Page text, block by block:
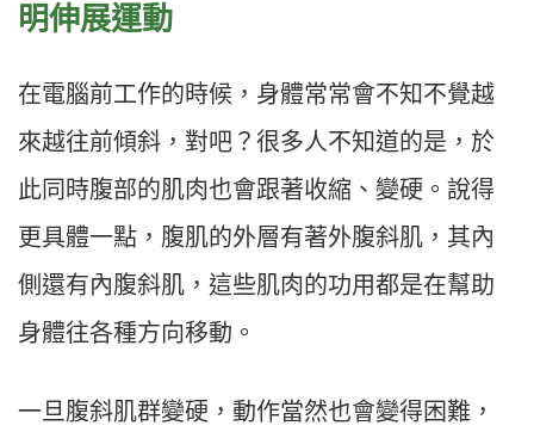
明伸展運動
在電腦前工作的時候，身體常常會不知不覺越
來越往前傾斜，對吧？很多人不知道的是，於
此同時腹部的肌肉也會跟著收縮、變硬。說得
更具體一點，腹肌的外層有著外腹斜肌，其內
側還有內腹斜肌，這些肌肉的功用都是在幫助
身體往各種方向移動。
一旦腹斜肌群變硬，動作當然也會變得困難，